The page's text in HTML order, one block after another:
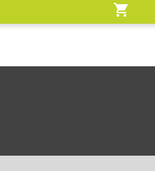
shopping_cart